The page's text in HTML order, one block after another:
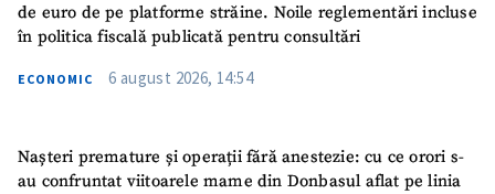
de euro de pe platforme străine. Noile reglementări incluse
în politica fiscală publicată pentru consultări
ECONOMIC 6 august 2026, 14:54
Nașteri premature și operații fără anestezie: cu ce orori s-
au confruntat viitoarele mame din Donbasul aflat pe linia